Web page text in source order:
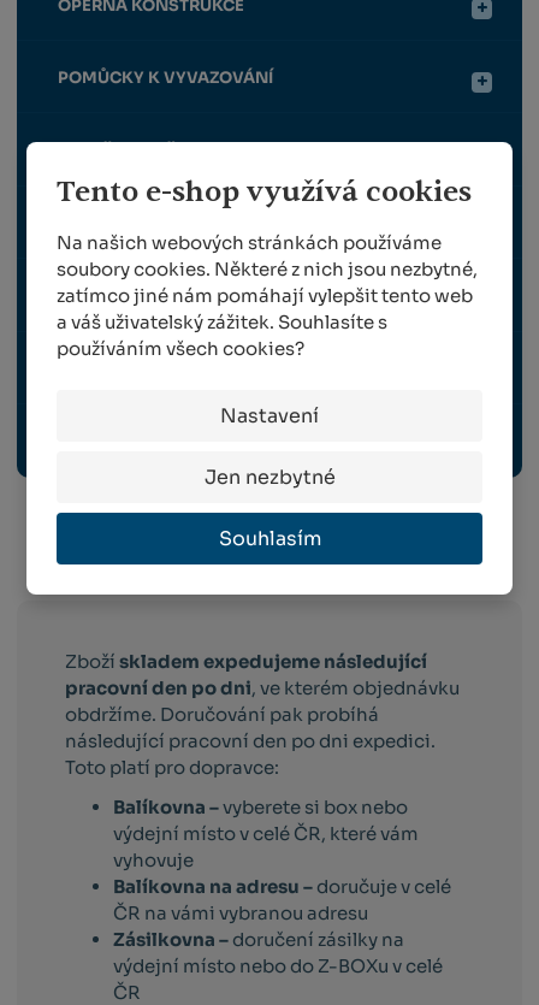
Tento e-shop využívá cookies
Na našich webových stránkách používáme
soubory cookies. Některé z nich jsou nezbytné,
zatímco jiné nám pomáhají vylepšit tento web
a váš uživatelský zážitek. Souhlasíte s
používáním všech cookies?
Nastavení
Jen nezbytné
Souhlasím
OPĚRNÁ KONSTRUKCE
POMŮCKY K VYVAZOVÁNÍ
SKLIZEŇ
Info o přepravě:
Zbožískladem expedujeme následující
pracovní den po dni, ve kterém objednávku
obdržíme. Doručování pak probíhá
následující pracovní den po dni expedici.
Toto platí pro dopravce:
Balíkovna –vyberete si box nebo
výdejní místo v celé ČR, které vám
vyhovuje
Balíkovna na adresu – doručuje v celé
ČR na vámi vybranou adresu
Zásilkovna – doručení zásilky na
výdejní místo nebo do Z-BOXu v celé
ČR